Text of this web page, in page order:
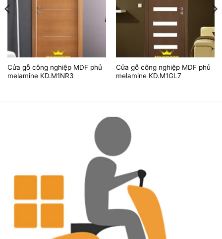
Cửa gỗ công nghiệp MDF phủ
melamine KD.M1NR3
Cửa gỗ công nghiệp MDF phủ
melamine KD.M1GL7